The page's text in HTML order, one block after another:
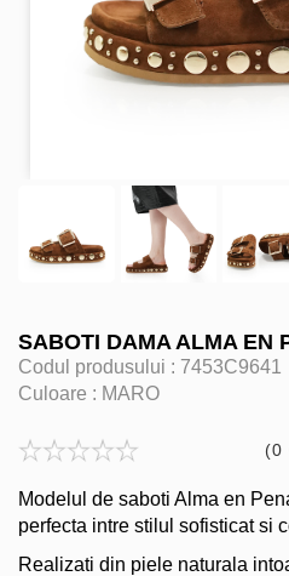
SABOTI DAMA ALMA EN
Codul produsului : 7453C9641
Culoare : MARO
(0
Modelul de saboti Alma en
perfecta intre stilul sofisticat si
Realizati din piele naturala